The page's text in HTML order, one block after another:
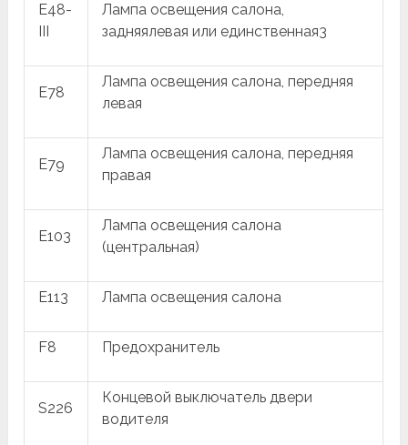
E48-
Лампа освещения салона,
задняялевая или единственная3
E78
Лампа освещения салона, передняя
левая
E79
Лампа освещения салона, передняя
правая
E103
Лампа освещения салона
(центральная)
E113 Лампа освещения салона
F8 Предохранитель
S226
Концевой выключатель двери
водителя